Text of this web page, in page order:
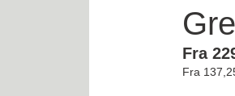
Fra
Fra